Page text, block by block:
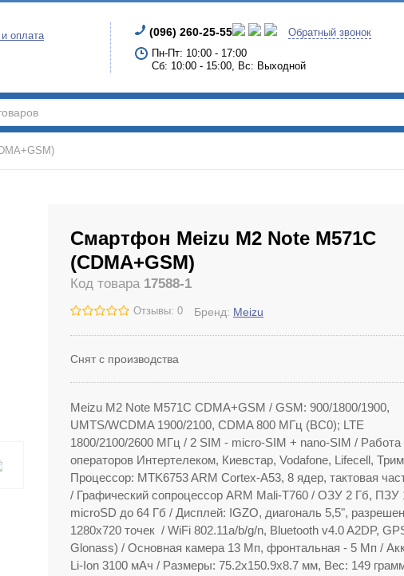
оплата
(096) 260-25-55
Обратный звонок
Пн-Пт: 10:00 - 17:00
Сб: 10:00 - 15:00, Вс: Выходной
Смартфон Meizu M2 Note M571C
(CDMA+GSM)
Код товара 17588-1
Отзывы: 0 Бренд: Meizu
Снят с производства
Meizu M2 Note M571C CDMA+GSM / GSM: 900/1800/1900,
UMTS/WCDMA 1900/2100, CDMA 800 МГц (BC0); LTE
1800/2100/2600 МГц / 2 SIM - micro-SIM + nano-SIM / Работа
операторов Интертелеком, Киевстар, Vodafone, Lifecell,
Процессор: MTK6753ARM Cortex-A53, 8 ядер, тактовая
/ Графический сопроцессор ARM Mali-T760 / ОЗУ 2 Гб, ПЗУ
microSD до 64 Гб / Дисплей: IGZO, диагональ 5,5",
1280х720 точек / WiFi 802.11a/b/g/n, Bluetooth v4.0 A2DP,
Glonass) / Основная камера 13 Мп, фронтальная - 5 Мп /
Li-Ion 3100 мАч / Размеры: 75.2x150.9x8.7 мм, Вес: 149